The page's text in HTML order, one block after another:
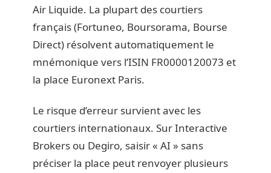
Air Liquide. La plupart des courtiers
français (Fortuneo, Boursorama, Bourse
Direct) résolvent automatiquement le
mnémonique vers l’ISIN FR0000120073 et
la place Euronext Paris.
Le risque d’erreur survient avec les
courtiers internationaux. Sur Interactive
Brokers ou Degiro, saisir « AI » sans
préciser la place peut renvoyer plusieurs